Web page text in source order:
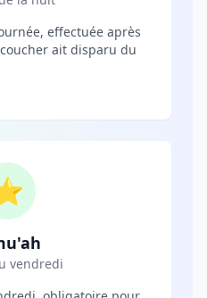
effectuée après
ait disparu du
vendredi